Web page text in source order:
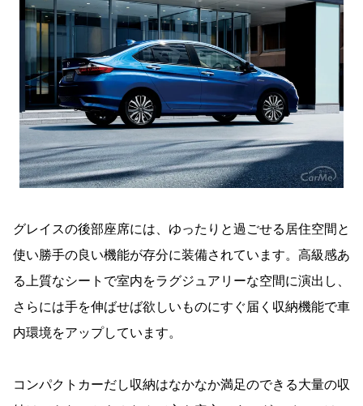
グレイスの後部座席には、ゆったりと過ごせる居住空間と
使い勝手の良い機能が存分に装備されています。高級感あ
る上質なシートで室内をラグジュアリーな空間に演出し、
さらには手を伸ばせば欲しいものにすぐ届く収納機能で車
内環境をアップしています。
コンパクトカーだし収納はなかなか満足のできる大量の収